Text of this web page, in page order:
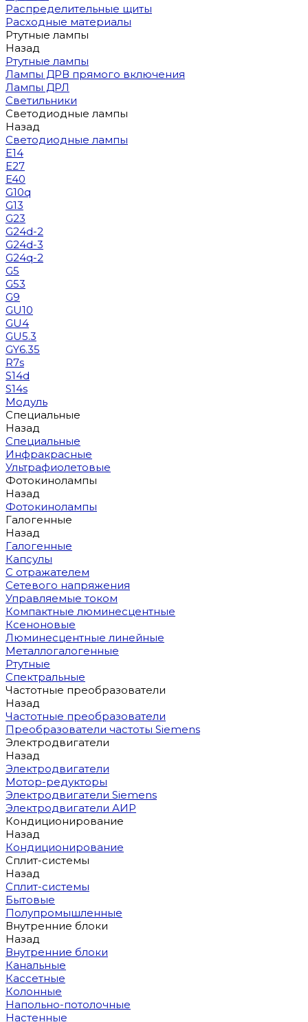
Распределительные щиты
Расходные материалы
Ртутные лампы
Назад
Ртутные лампы
Лампы ДРВ прямого включения
Лампы ДРЛ
Светильники
Светодиодные лампы
Назад
Светодиодные лампы
E14
E27
E40
G10q
G13
G23
G24d-2
G24d-3
G24q-2
G5
G53
G9
GU10
GU4
GU5.3
GY6.35
R7s
S14d
S14s
Модуль
Специальные
Назад
Специальные
Инфракрасные
Ультрафиолетовые
Фотокинолампы
Назад
Фотокинолампы
Галогенные
Назад
Галогенные
Капсулы
С отражателем
Сетевого напряжения
Управляемые током
Компактные люминесцентные
Ксеноновые
Люминесцентные линейные
Металлогалогенные
Ртутные
Спектральные
Частотные преобразователи
Назад
Частотные преобразователи
Преобразователи частоты Siemens
Электродвигатели
Назад
Электродвигатели
Мотор-редукторы
Электродвигатели Siemens
Электродвигатели АИР
Кондиционирование
Назад
Кондиционирование
Сплит-системы
Назад
Сплит-системы
Бытовые
Полупромышленные
Внутренние блоки
Назад
Внутренние блоки
Канальные
Кассетные
Колонные
Напольно-потолочные
Настенные